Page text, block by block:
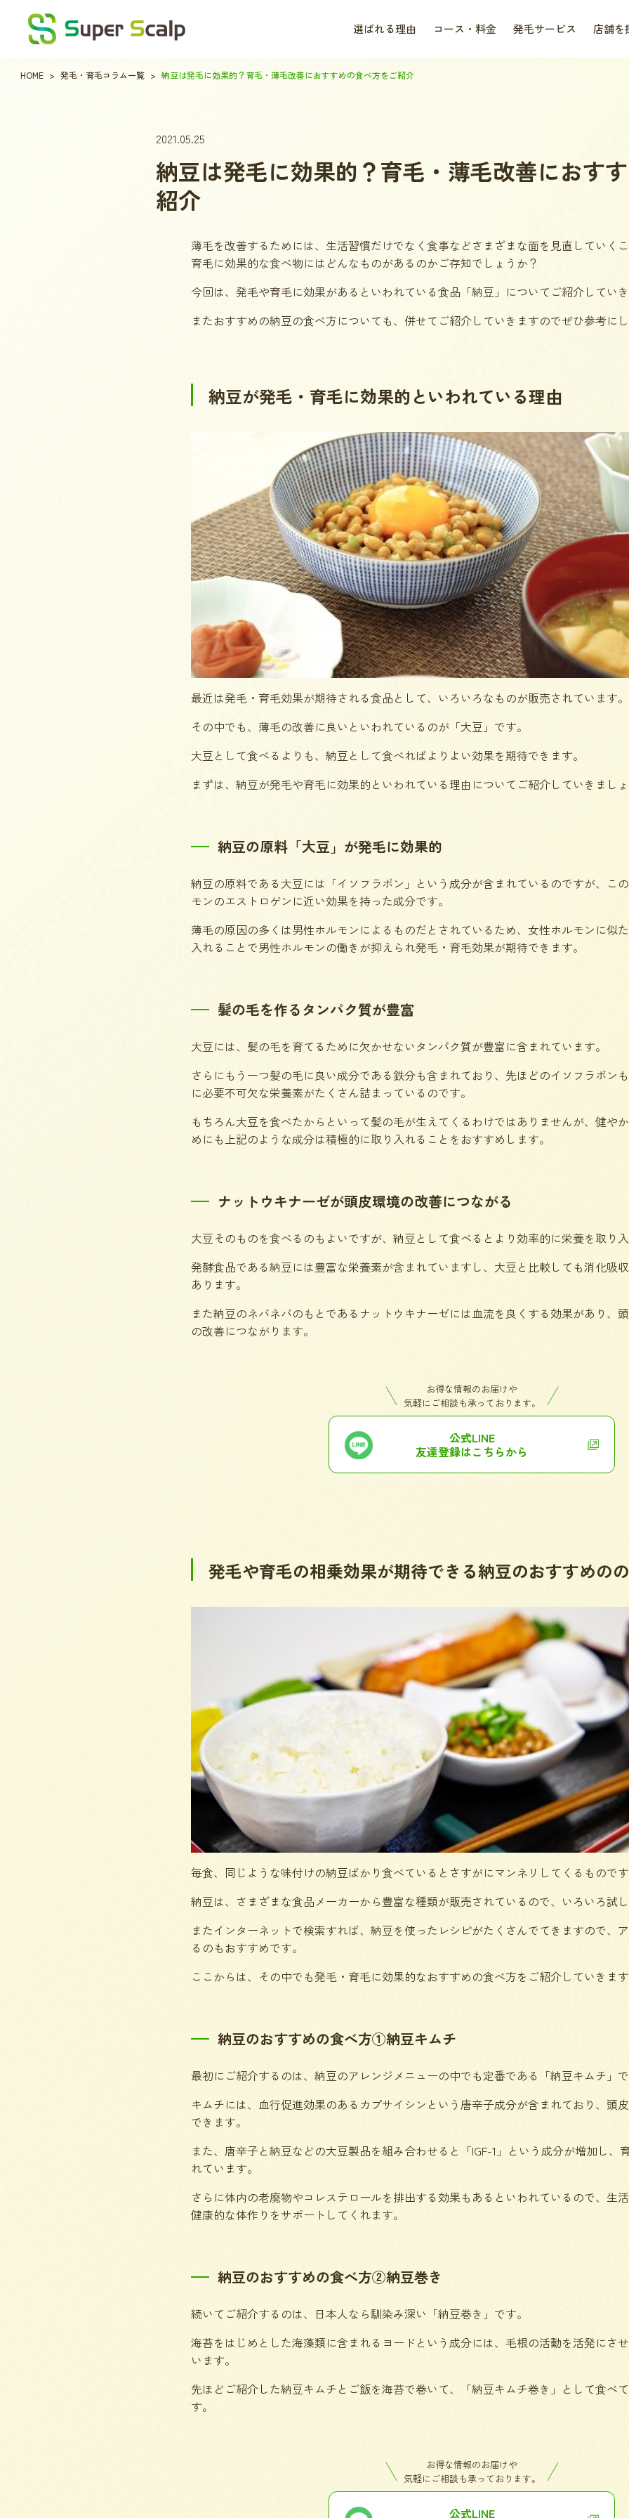
選ばれる理由 コース・料金 発毛サービス 店舗を
HOME 発毛・育毛コラム一覧 納豆は発毛に効果的？育毛・薄毛改善におすすめの食べ方をご紹介
2021.05.25
納豆は発毛に効果的？育毛・薄毛改善におす
紹介
薄毛を改善するためには、生活習慣だけでなく食事などさまざまな面を見直していく
育毛に効果的な食べ物にはどんなものがあるのかご存知でしょうか？
今回は、 発毛や育毛に効果があるといわれている食品「納豆」についてご紹介してい
またおすすめの納豆の食べ方についても、併せてご紹介していきますのでぜひ参考に
納豆が発毛・育毛に効果的といわれている理由
最近は発毛・育毛効果が期待される食品として、いろいろなものが販売されています。
その中でも、薄毛の改善に良いといわれているのが「大豆」です。
大豆として食べるよりも、納豆として食べればよりよい効果を期待できます。
まずは、納豆が発毛や育毛に効果的といわれている理由についてご紹介していきまし
納豆の原料「大豆」が発毛に効果的
納豆の原料である大豆には「イソフラボン」という成分が含まれているのですが、こ
モンのエストロゲンに近い効果を持った成分です。
薄毛の原因の多くは男性ホルモンによるものだとされているため、女性ホルモンに似
入れることで男性ホルモンの働きが抑えられ発毛・育毛効果が期待できます。
髪の毛を作るタンパク質が豊富
大豆には、髪の毛を育てるために欠かせないタンパク質が豊富に含まれています。
さらにもう一つ髪の毛に良い成分である鉄分も含まれており、先ほどのイソフラボン
に必要不可欠な栄養素がたくさん詰まっているのです。
もちろん大豆を食べたからといって髪の毛が生えてくるわけではありませんが、健や
めにも上記のような成分は積極的に取り入れることをおすすめします。
ナットウキナーゼが頭皮環境の改善につながる
大豆そのものを食べるのもよいですが、納豆として食べるとより効率的に栄養を取り
発酵食品である納豆には豊富な栄養素が含まれていますし、大豆と比較しても消化吸
あります。
また納豆のネバネバのもとであるナットウキナーゼには血流を良くする効果があり、
の改善につながります。
お得な情報のお届けや
気軽にご相談も承っております。
公式LINE
友達登録はこちらから
発毛や育毛の相乗効果が期待できる納豆のおすすめの
毎食、同じような味付けの納豆ばかり食べているとさすがにマンネリしてくるもので
納豆は、さまざまな食品メーカーから豊富な種類が販売されているので、いろいろ試
またインターネットで検索すれば、納豆を使ったレシピがたくさんでてきますので、
るのもおすすめです。
ここからは、その中でも発毛・育毛に効果的なおすすめの食べ方をご紹介していきま
納豆のおすすめの食べ方①納豆キムチ
最初にご紹介するのは、納豆のアレンジメニューの中でも定番である「納豆キムチ」
キムチには、血行促進効果のあるカプサイシンという唐辛子成分が含まれており、頭
できます。
また、唐辛子と納豆などの大豆製品を組み合わせると「IGF-1」という成分が増加し、
れています。
さらに体内の老廃物やコレステロールを排出する効果もあるといわれているので、生
健康的な体作りをサポートしてくれます。
納豆のおすすめの食べ方②納豆巻き
続いてご紹介するのは、日本人なら馴染み深い「納豆巻き」です。
海苔をはじめとした海藻類に含まれるヨードという成分には、毛根の活動を活発にさ
います。
先ほどご紹介した納豆キムチとご飯を海苔で巻いて、「納豆キムチ巻き」として食べ
す。
お得な情報のお届けや
気軽にご相談も承っております。
公式LINE